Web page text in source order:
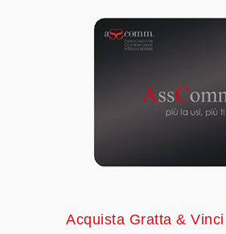
Acquista Gratta &